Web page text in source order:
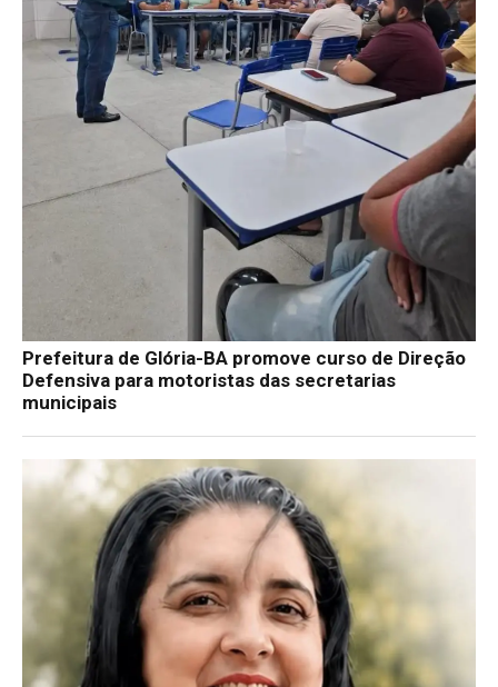
Prefeitura de Glória-BA promove curso de Direção
Defensiva para motoristas das secretarias
municipais